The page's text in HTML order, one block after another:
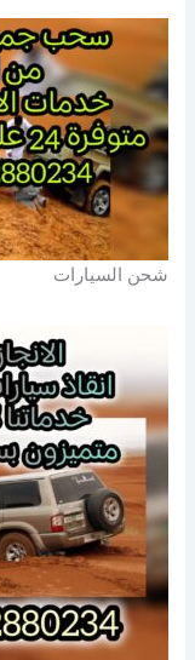
شحن السيارات